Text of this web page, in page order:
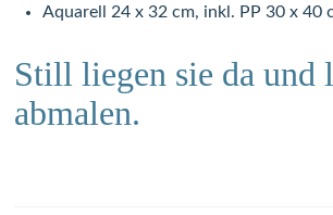
Aquarell 24 x 32 cm, inkl. PP 30 x 40
Still liegen sie da und
abmalen.